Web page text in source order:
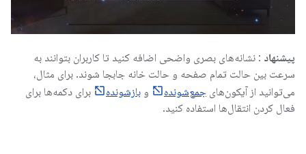
پیشنهاد : نشانه‌های بصری واضحی اضافه کنید تا کاربران بتوانند به
سرعت بین حالت تمام صفحه و حالت خانه جابجا شوند. برای مثال،
می‌توانید از آیکون‌های جمع‌شونده و بازشونده
برای دکمه‌ها برای
فعال کردن انتقال‌ها استفاده کنید.